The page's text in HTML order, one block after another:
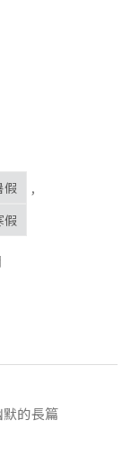
假
,
假
的長篇